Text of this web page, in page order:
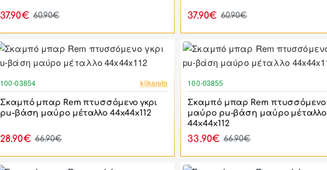
37.90€ 60.90€ 37.90€ 60.90€
100-03854 klikareto
Σκαμπό μπαρ Rem πτυσσόμενο γκρι
pu-βάση μαύρο μέταλλο 44x44x112
28.90€ 66.90€
100-03855
Σκαμπό μπαρ Rem πτυσσόμενο
μαύρο pu-βάση μαύρο μέταλλο
44x44x112
33.90€ 66.90€